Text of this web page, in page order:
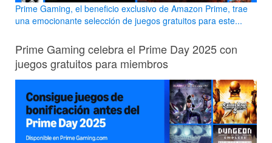
Prime Gaming, el beneficio exclusivo de Amazon Prime, trae
una emocionante selección de juegos gratuitos para este...
Prime Gaming celebra el Prime Day 2025 con
juegos gratuitos para miembros